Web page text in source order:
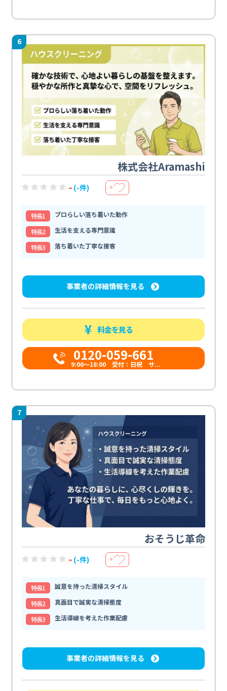
6
株式会社Aramashi
- (-件) ＋
特⻑1
プロらしい落ち着いた動作
特⻑2
生活を支える専門意識
特⻑3
落ち着いた丁寧な接客
事業者の詳細情報を見る
料金を見る
0120-059-661
9:00〜18:00 受付：日祝 サ...
7
おそうじ革命
- (-件) ＋
特⻑1
誠意を持った清掃スタイル
特⻑2
真面目で誠実な清掃態度
特⻑3
生活導線を考えた作業配慮
事業者の詳細情報を見る